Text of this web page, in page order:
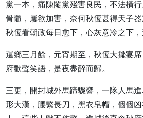
黨一本，痛陳閹黨殘害良民，不法橫
骨髓，屢欲加害，奈何秋恆甚得天子器
秋恆看朝政每日愈下，心灰意冷之下，
還鄉三月餘，元宵期至，秋恆大擺宴
府歡聲笑語，是夜盡醉而歸。
三更，開封城外馬蹄驟響，一隊人馬
形大漢，腰繫長刀，黑衣皂帽，個個